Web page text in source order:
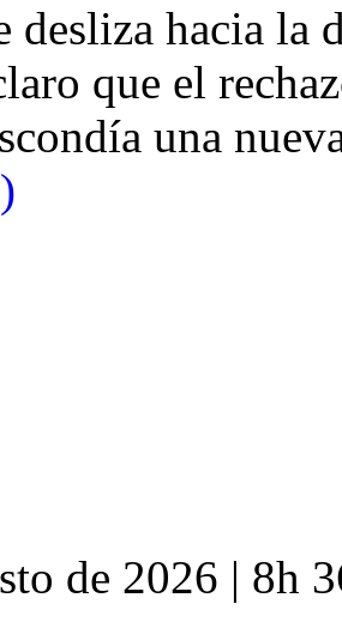
desliza hacia
que el
una
de 2026 | 8h